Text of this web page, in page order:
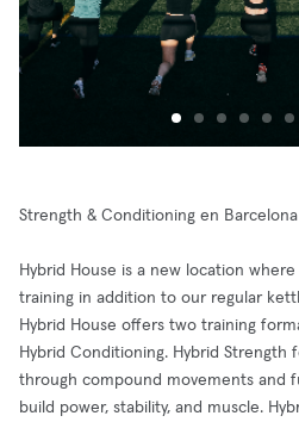
Strength & Conditioning en
Hybrid House is a new location
training in addition to our regular
Hybrid House offers two training
Hybrid Conditioning. Hybrid
through compound movements and
build power, stability, and muscle.